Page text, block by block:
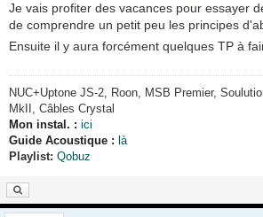
Je vais profiter des vacances pour essayer
de comprendre un petit peu les principes
Ensuite il y aura forcément quelques TP à
NUC+Uptone JS-2, Roon, MSB Premier,
MkII, Câbles Crystal
Mon instal. : ici
Guide Acoustique : là
Playlist: Qobuz